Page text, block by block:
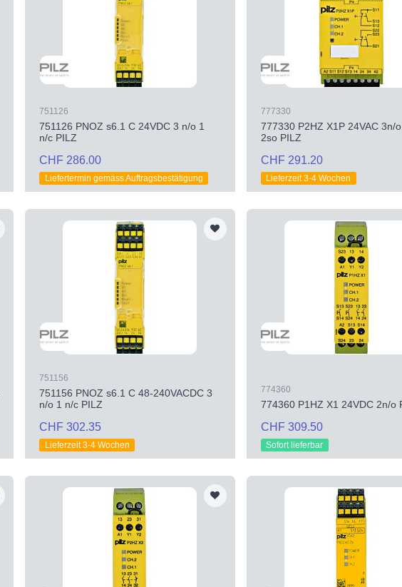
751126
751126 PNOZ s6.1 C 24VDC 3 n/o 1
n/c PILZ
CHF 286.00
Liefertermin gemäss Auftragsbestätigung
777330
777330 P2HZ X1P 24VAC 3n/
2so PILZ
CHF 291.20
Lieferzeit 3-4 Wochen
751156
751156 PNOZ s6.1 C 48-240VACDC 3
n/o 1 n/c PILZ
CHF 302.35
Lieferzeit 3-4 Wochen
774360
774360 P1HZ X1 24VDC 2n/o
CHF 309.50
Sofort lieferbar